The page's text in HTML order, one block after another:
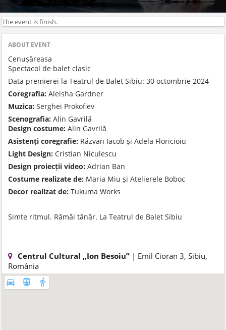
The event is finish.
ABOUT EVENT
Cenușăreasa
Spectacol de balet clasic
Data premierei la Teatrul de Balet Sibiu: 30 octombrie 2024
Coregrafia:Aleisha Gardner
Muzica:Serghei Prokofiev
Scenografia:Alin Gavrilă
Design costume:Alin Gavrilă
Asistenți coregrafie: Răzvan Iacob și Adela Floricioiu
Light Design:Cristian Niculescu
Design proiecții video: Adrian Ban
Costume realizate de: Maria Miu și Atelierele Boboc
Decor realizat de:Tukuma Works
Simte ritmul. Rămâi tânăr. La Teatrul de Balet Sibiu
Centrul Cultural „Ion Besoiu” | Emil Cioran 3, Sibiu,
România
directions_car
directions_subway directions_walk